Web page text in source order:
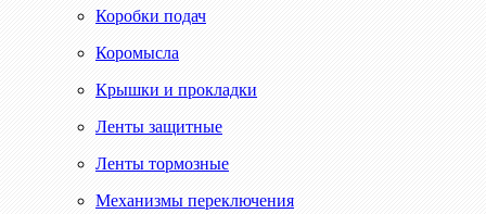
Коробки подач
Коромысла
Крышки и прокладки
Ленты защитные
Ленты тормозные
Механизмы переключения